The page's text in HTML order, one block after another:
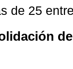
de 25